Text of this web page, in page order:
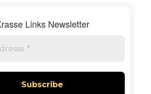
Links Newsletter